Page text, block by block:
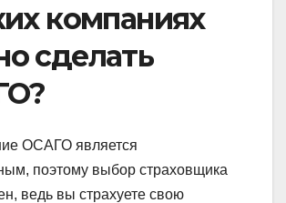
компаниях
сделать
ОСАГО является
поэтому выбор страховщика
ведь вы страхуете свою